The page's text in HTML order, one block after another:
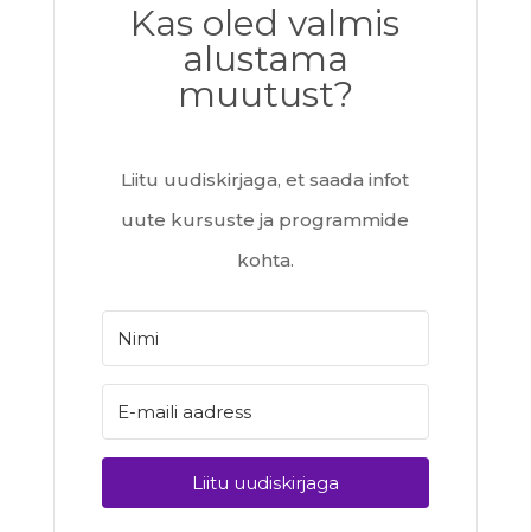
Kas oled valmis
alustama
muutust?
Liitu uudiskirjaga, et saada infot
uute kursuste ja programmide
kohta.
Liitu uudiskirjaga